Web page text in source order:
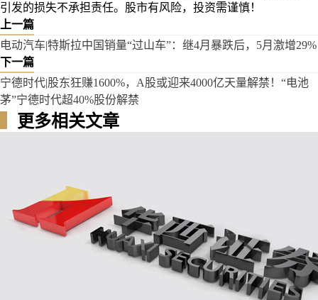
引发的损失不承担责任。股市有风险，投资需谨慎！
上一篇
电动汽车|特斯拉中国销量“过山车”：继4月暴跌后，5月激增29%
下一篇
宁德时代|股东狂赚1600%，A股或迎来4000亿天量解禁！“电池
茅”宁德时代超40%股份解禁
更多相关文章